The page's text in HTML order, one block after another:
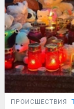
ПРОИСШЕСТВИЯ